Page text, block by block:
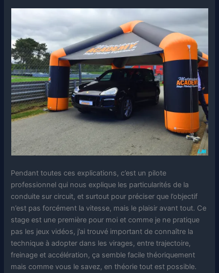
Pendant toutes ces explications, c’est un pilote
professionnel qui nous explique les particularités de la
conduite sur circuit, et surtout pour préciser que l’objectif
n’est pas forcément la vitesse, mais le plaisir avant tout. Ce
stage est une première pour moi et comme je ne pratique
pas les jeux vidéos, j’ai trouvé important de connaître la
technique à adopter dans les virages, entre trajectoire,
freinage et accélération, ça semble facile théoriquement
mais comme vous le savez, en théorie tout est possible.